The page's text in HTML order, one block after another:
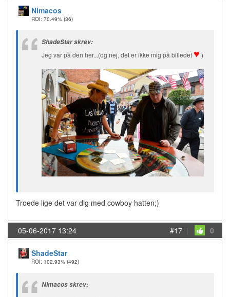
Nimacos
ROI: 70.49% (36)
ShadeStar skrev:
Jeg var på den her...(og nej, det er ikke mig på billedet ♥ )
Troede lige det var dig med cowboy hatten;)
05-06-2017 13:24 #17 | 0
ShadeStar
ROI: 102.93% (492)
Nimacos skrev: